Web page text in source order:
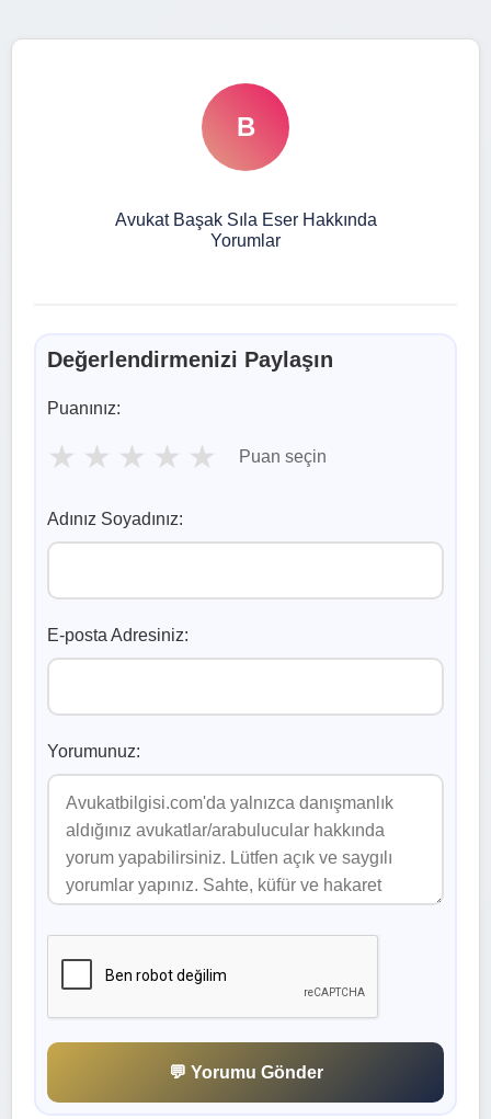
B
Avukat Başak Sıla Eser Hakkında
Yorumlar
Değerlendirmenizi Paylaşın
Puanınız:
★ ★ ★ ★ ★ Puan seçin
Adınız Soyadınız:
E-posta Adresiniz:
Yorumunuz:
💬 Yorumu Gönder